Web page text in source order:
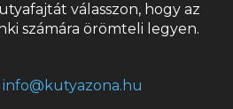
válasszon, hogy az
számára örömteli legyen.
info@kutyazona.hu